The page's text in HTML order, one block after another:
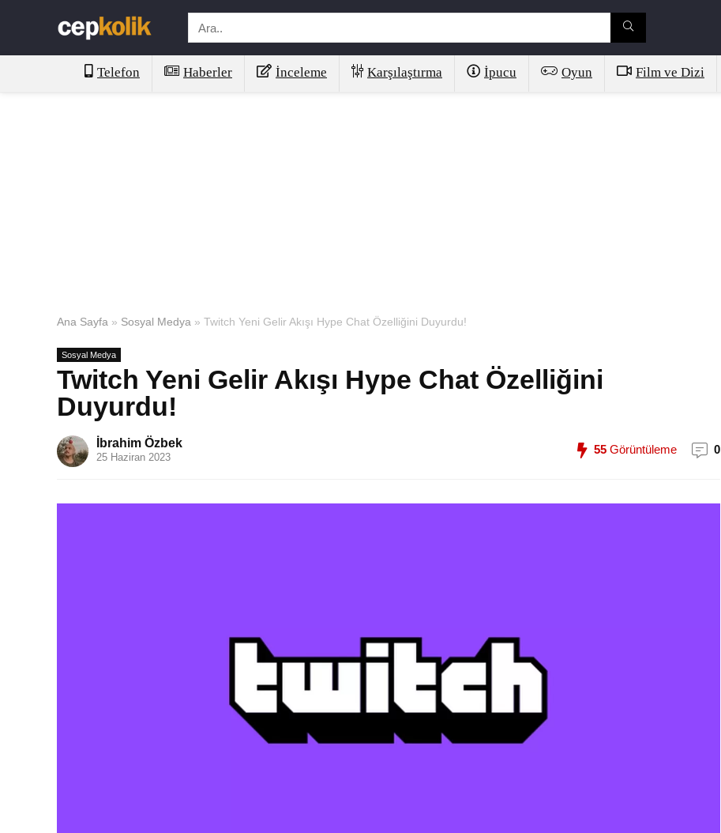
Telefon Haberler İnceleme Karşılaştırma İpucu Oyun Film ve Dizi
Ana Sayfa » Sosyal Medya » Twitch Yeni Gelir Akışı Hype Chat Özelliğini Duyurdu!
Sosyal Medya
Twitch Yeni Gelir Akışı Hype Chat Özelliğini
Duyurdu!
İbrahim Özbek
25 Haziran 2023
55 Görüntüleme 0